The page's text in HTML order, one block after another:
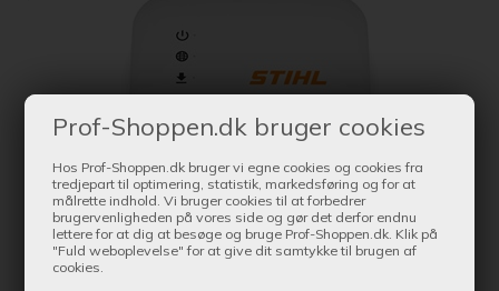
Prof-Shoppen.dk bruger cookies
Hos Prof-Shoppen.dk bruger vi egne cookies og cookies fra
tredjepart til optimering, statistik, markedsføring og for at
målrette indhold. Vi bruger cookies til at forbedrer
brugervenligheden på vores side og gør det derfor endnu
lettere for at dig at besøge og bruge Prof-Shoppen.dk. Klik på
"Fuld weboplevelse" for at give dit samtykke til brugen af
cookies.
Bestil nu !
og få produktet leveret indenfor Ca. 1-4 dage